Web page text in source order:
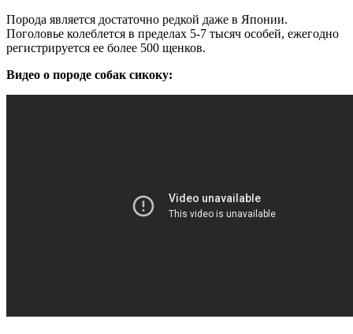
Порода является достаточно редкой даже в Японии.
Поголовье колеблется в пределах 5-7 тысяч особей, ежегодно
регистрируется ее более 500 щенков.
Видео о породе собак сикоку: